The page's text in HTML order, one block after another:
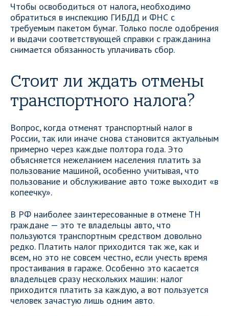
Чтобы освободиться от налога, необходимо
обратиться в инспекцию ГИБДД и ФНС с
требуемым пакетом бумаг. Только после одобрения
и выдачи соответствующей справки с гражданина
снимается обязанность уплачивать сбор.
Стоит ли ждать отмены
транспортного налога?
Вопрос, когда отменят транспортный налог в
России, так или иначе снова становится актуальным
примерно через каждые полтора года. Это
объясняется нежеланием населения платить за
пользование машиной, особенно учитывая, что
пользование и обслуживание авто тоже выходит «в
копеечку».
В РФ наиболее заинтересованные в отмене ТН
граждане — это те владельцы авто, что
пользуются транспортным средством довольно
редко. Платить налог приходится так же, как и
всем, но это не совсем честно, если учесть время
простаивания в гараже. Особенно это касается
владельцев сразу нескольких машин: налог
приходится платить за каждую, а вот пользуется
человек зачастую лишь одним авто.